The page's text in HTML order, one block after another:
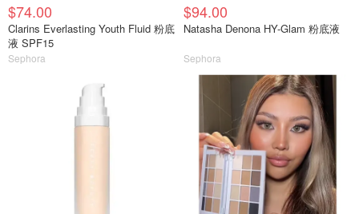
$74.00
Clarins Everlasting Youth Fluid 粉底
液 SPF15
Sephora
$94.00
Natasha Denona HY-Glam 粉底液
Sephora